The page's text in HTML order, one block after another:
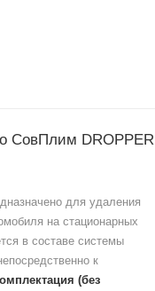
СовПлим DROPPER
для удаления
на стационарных
в составе системы
к
(без